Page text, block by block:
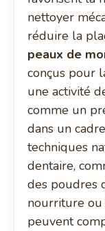
nettoyer
réduire la
peaux de
conçus pour
une activité
comme un
dans un
techniques
dentaire,
des poudres
nourriture ou
peuvent